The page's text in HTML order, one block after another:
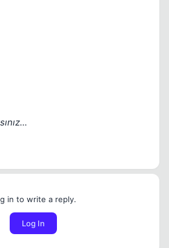
in to write a reply.
Log In